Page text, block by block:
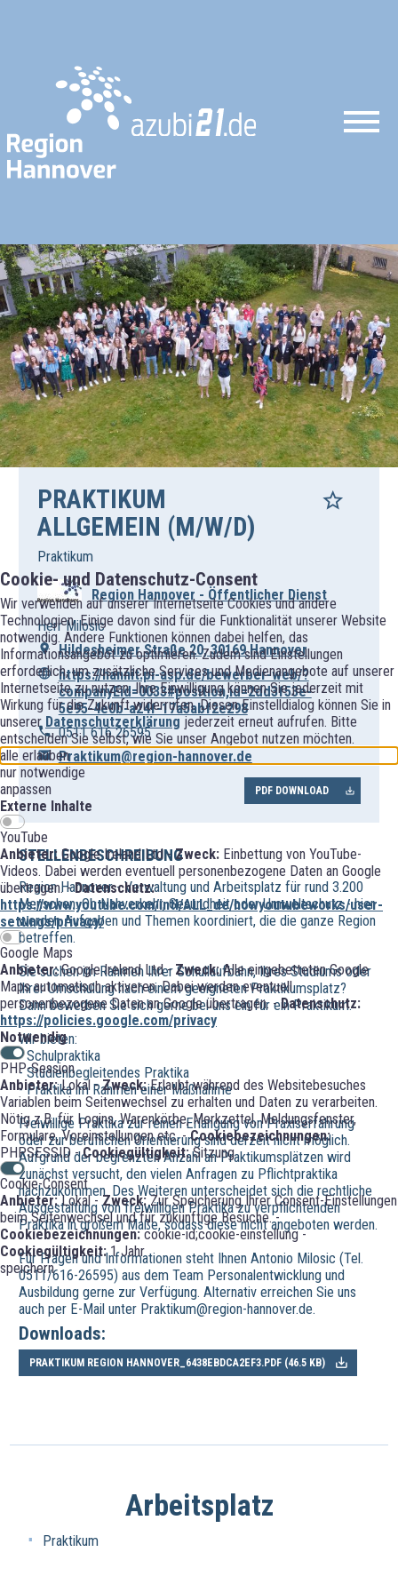
Cookie- und Datenschutz-Consent
Wir verwenden auf unserer Internetseite Cookies und andere
Technologien. Einige davon sind für die Funktionalität unserer Website
notwendig. Andere Funktionen können dabei helfen, das
Informationsangebot zu optimieren. Zudem sind Einstellungen
erforderlich, um zusätzliche Services und Medienangebote auf unserer
Internetseite zu nutzen. Ihre Einwilligung können Sie jederzeit mit
Wirkung für die Zukunft widerrufen. Diesen Einstelldialog können Sie in
unserer Datenschutzerklärung jederzeit erneut aufrufen. Bitte
entscheiden Sie selbst, wie Sie unser Angebot nutzen möchten.
alle erlauben
nur notwendige
anpassen
Externe Inhalte
YouTube
Anbieter:Google Ireland Ltd -Zweck: Einbettung von YouTube-
Videos. Dabei werden eventuell personenbezogene Daten an Google
übertragen. -Datenschutz:
https://www.youtube.com/intl/ALL_de/howyoutubeworks/user-
settings/privacy/
Google Maps
Anbieter:Google Ireland Ltd -Zweck:Alle eingebetteten Google
Maps automatisch aktiveren. Dabei werden eventuell
personenbezogene Daten an Google übertragen. -Datenschutz:
https://policies.google.com/privacy
Notwendig
PHP-Session
Anbieter:Lokal -Zweck:Erlaubt während des Websitebesuches
Variablen beim Seitenwechsel zu erhalten und Daten zu verarbeiten.
Nötig z.B. für Logins, Warenkörbe, Merkzettel, Meldungsfenster,
Formulare, Voreinstellungen etc. -Cookiebezeichnungen:
PHPSESSID -Cookiegültigkeit:Sitzung
Cookie-Consent
Anbieter:Lokal -Zweck:Zur Speicherung Ihrer Consent-Einstellungen
beim Seitenwechsel und für zukünftige Besuche. -
Cookiebezeichnungen:cookie-id;cookie-einstellung -
Cookiegültigkeit:1 Jahr
speichern
PRAKTIKUM
ALLGEMEIN (M/W/D)
Praktikum
Region Hannover - Öffentlicher Dienst
Herr Milosic
Hildesheimer Straße 20, 30169 Hannover
https://hannit.pi-asp.de/bewerber-web/?
companyEid=0033#position,id=2dd3f53e-
5e95-4e0b-a24f-17a5abf2e298
0511 616 26595
Praktikum@region-hannover.de
PDF DOWNLOAD
STELLENBESCHREIBUNG
Region Hannover - Verwaltung und Arbeitsplatz für rund 3.200
Menschen. Ob Nahverkehr, Gesundheit oder Umweltschutz - hier
werden Aufgaben und Themen koordiniert, die die ganze Region
betreffen.
Sie suchen im Rahmen Ihrer Schullaufbahn, Ihres Studiums oder
Ihrer Umschulung nach einem geeigneten Praktikumsplatz?
Dann bewerben Sie sich gerne bei uns ein für ein Praktikum.
Wir bieten:
- Schulpraktika
- Studienbegleitendes Praktika
- Praktika im Rahmen einer Maßnahme
Freiwillige Praktika zur reinen Erlangung von Praxiserfahrung
oder zur beruflichen Orientierung sind derzeit nicht möglich.
Aufgrund der begrenzten Anzahl an Praktikumsplätzen wird
zunächst versucht, den vielen Anfragen zu Pflichtpraktika
nachzukommen. Des Weiteren unterscheidet sich die rechtliche
Ausgestaltung von freiwilligen Praktika zu verpflichtenden
Praktika in großem Maße, sodass diese nicht angeboten werden.
Für Fragen und Informationen steht Ihnen Antonio Milosic (Tel.
0511/616-26595) aus dem Team Personalentwicklung und
Ausbildung gerne zur Verfügung. Alternativ erreichen Sie uns
auch per E-Mail unter Praktikum@region-hannover.de.
Downloads:
PRAKTIKUM REGION HANNOVER_6438EBDCA2EF3.PDF (46.5 KB)
Arbeitsplatz
Praktikum